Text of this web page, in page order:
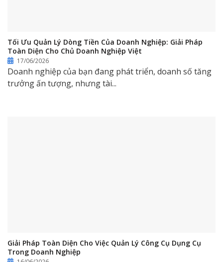
Tối Ưu Quản Lý Dòng Tiền Của Doanh Nghiệp: Giải Pháp
Toàn Diện Cho Chủ Doanh Nghiệp Việt
17/06/2026
Doanh nghiệp của bạn đang phát triển, doanh số tăng
trưởng ấn tượng, nhưng tài...
Giải Pháp Toàn Diện Cho Việc Quản Lý Công Cụ Dụng Cụ
Trong Doanh Nghiệp